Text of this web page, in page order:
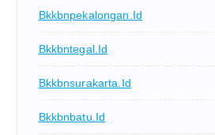
Bkkbnpekalongan.id
Bkkbntegal.id
Bkkbnsurakarta.id
Bkkbnbatu.id